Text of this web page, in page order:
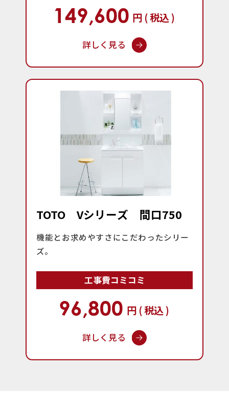
149,600 円 ( 税込 )
詳しく見る
TOTO Vシリーズ 間口750
機能とお求めやすさにこだわったシリー
ズ。
工事費コミコミ
96,800 円 ( 税込 )
詳しく見る